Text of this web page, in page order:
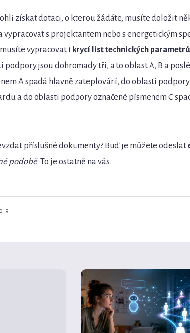
získat dotaci, o kterou žádáte, musíte doložit
vypracovat s projektantem nebo s energetickým
vypracovat i krycí list technických parametrů
podpory jsou dohromady tři, a to oblast A, B a
A spadá hlavně zateplování, do oblasti
a do oblasti podpory označené písmenem C
příslušné dokumenty? Buď je můžete odeslat
podobě. To je ostatně na vás.